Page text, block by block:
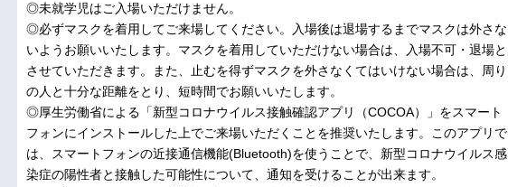
◎未就学児はご入場いただけません。
◎必ずマスクを着用してご来場してください。入場後は退場するまでマスクは外さな
いようお願いいたします。マスクを着用していただけない場合は、入場不可・退場と
させていただきます。また、止むを得ずマスクを外さなくてはいけない場合は、周り
の人と十分な距離をとり、短時間でお願いいたします。
◎厚生労働省による「新型コロナウイルス接触確認アプリ（COCOA）」をスマート
フォンにインストールした上でご来場いただくことを推奨いたします。このアプリで
は、スマートフォンの近接通信機能(Bluetooth)を使うことで、新型コロナウイルス感
染症の陽性者と接触した可能性について、通知を受けることが出来ます。